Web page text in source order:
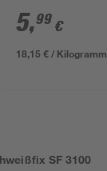
5,99 €
18,15 € / Kilogramm
SF 3100